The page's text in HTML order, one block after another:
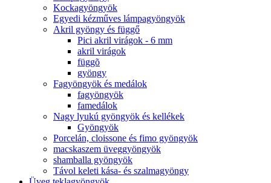
Kockagyöngyök
Egyedi kézműves lámpagyöngyök
Akril gyöngy és függő
Pici akril virágok - 6 mm
akril virágok
függõ
gyöngy
Fagyöngyök és medálok
fagyöngyök
famedálok
Nagy lyukú gyöngyök és kellékek
Gyöngyök
Porcelán, cloissone és fimo gyöngyök
macskaszem üveggyöngyök
shamballa gyöngyök
Távol keleti kása- és szalmagyöngy